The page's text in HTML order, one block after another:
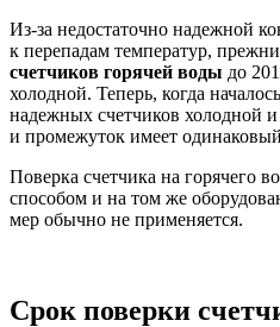
Из-за недостаточно надежной
к перепадам температур,
счетчиков горячей воды до
холодной. Теперь, когда
надежных счетчиков холодной
и промежуток имеет
Поверка счетчика на горячего
способом и на том же
мер обычно не применяется.
Срок поверки